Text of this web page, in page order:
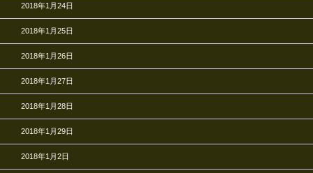
2018年1月24日
2018年1月25日
2018年1月26日
2018年1月27日
2018年1月28日
2018年1月29日
2018年1月2日